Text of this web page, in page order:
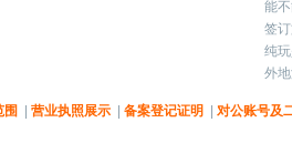
能
签
纯
外
围 营业执照展示 备案登记证明 对公账号及